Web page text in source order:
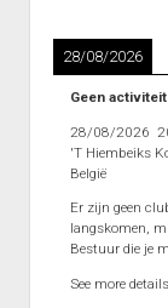
28/08/2026
Geen
28/08/2026
'T Hiembeiks
België
Er zijn geen
langskomen,
Bestuur die je
See more details